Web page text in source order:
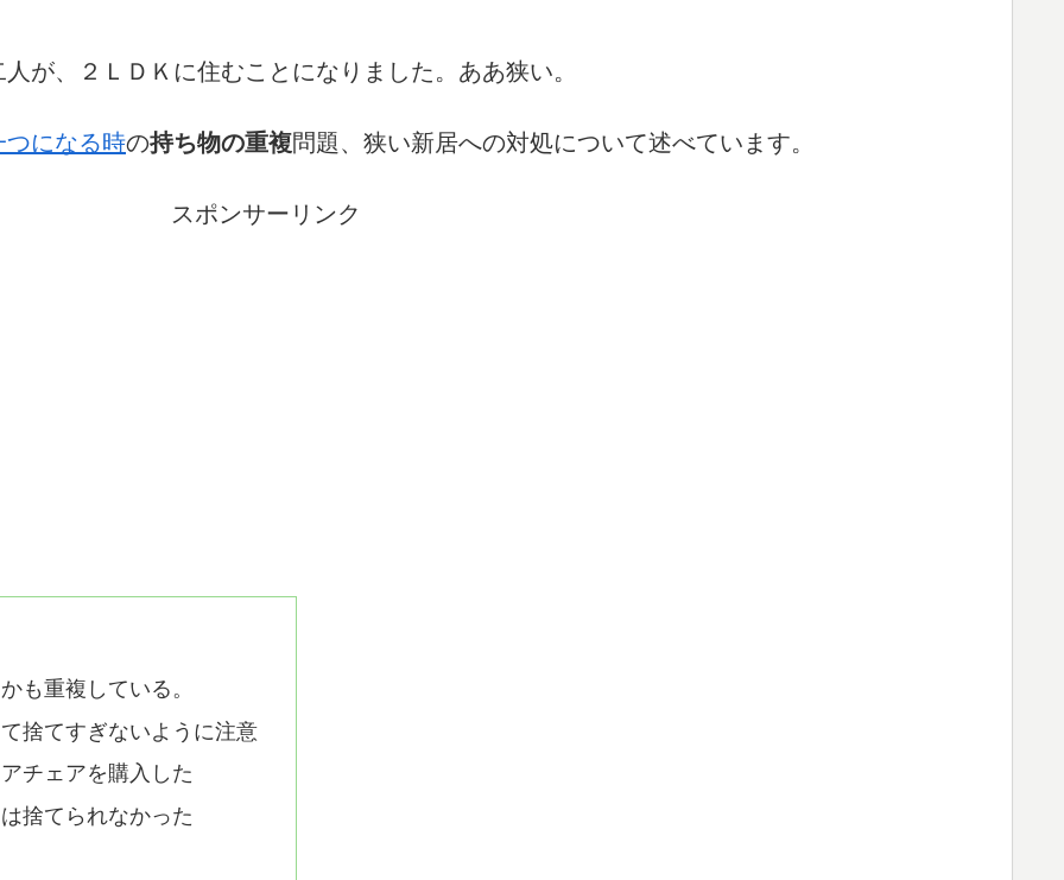
が、２ＬＤＫに住むことになりました。ああ狭い。
つになる時の持ち物の重複問題、狭い新居への対処について述べています。
スポンサーリンク
も重複している。
捨てすぎないように注意
チェアを購入した
捨てられなかった